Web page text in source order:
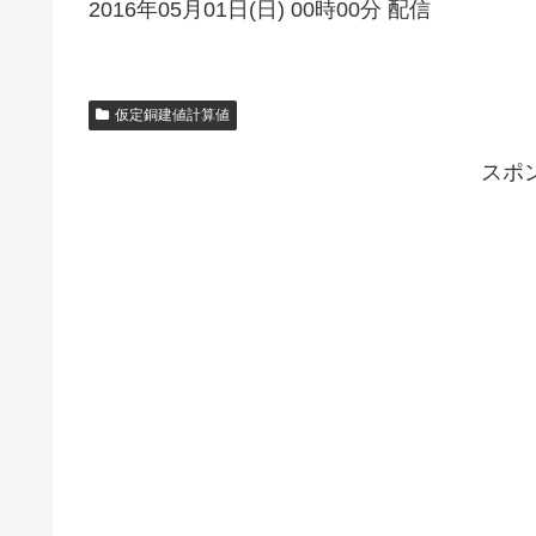
2016年05月01日(日) 00時00分 配信
仮定銅建値計算値
スポ